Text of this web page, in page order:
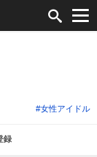
#女性アイドル
録